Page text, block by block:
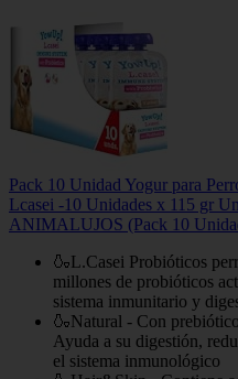
Pack 10 Unidad Yogur para
Lcasei -10 Unidades x 115 gr
ANIMALUJOS (Pack 10
🍶L.Casei Probióticos
millones de probióticos
sistema inmunitario y
🍶Natural - Con
Ayuda a su digestión,
el sistema inmunológico